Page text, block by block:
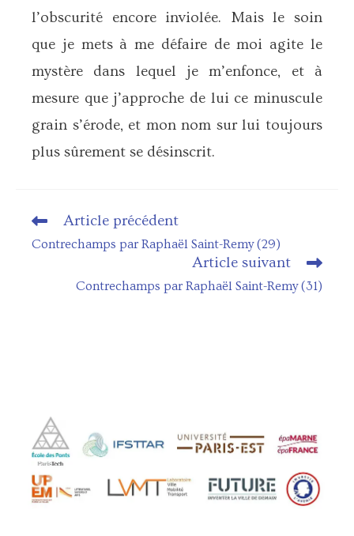
l’obscurité encore inviolée. Mais le soin
que je mets à me défaire de moi agite le
mystère dans lequel je m’enfonce, et à
mesure que j’approche de lui ce minuscule
grain s’érode, et mon nom sur lui toujours
plus sûrement se désinscrit.
Read
articles
Article précédent
Contrechamps par Raphaël Saint-Remy (29)
Article suivant
Contrechamps par Raphaël Saint-Remy (31)